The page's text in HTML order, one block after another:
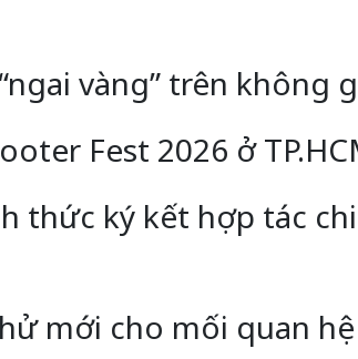
vàng” trên không
Fest 2026 ở
thức ký kết hợp tác
mới cho mối quan